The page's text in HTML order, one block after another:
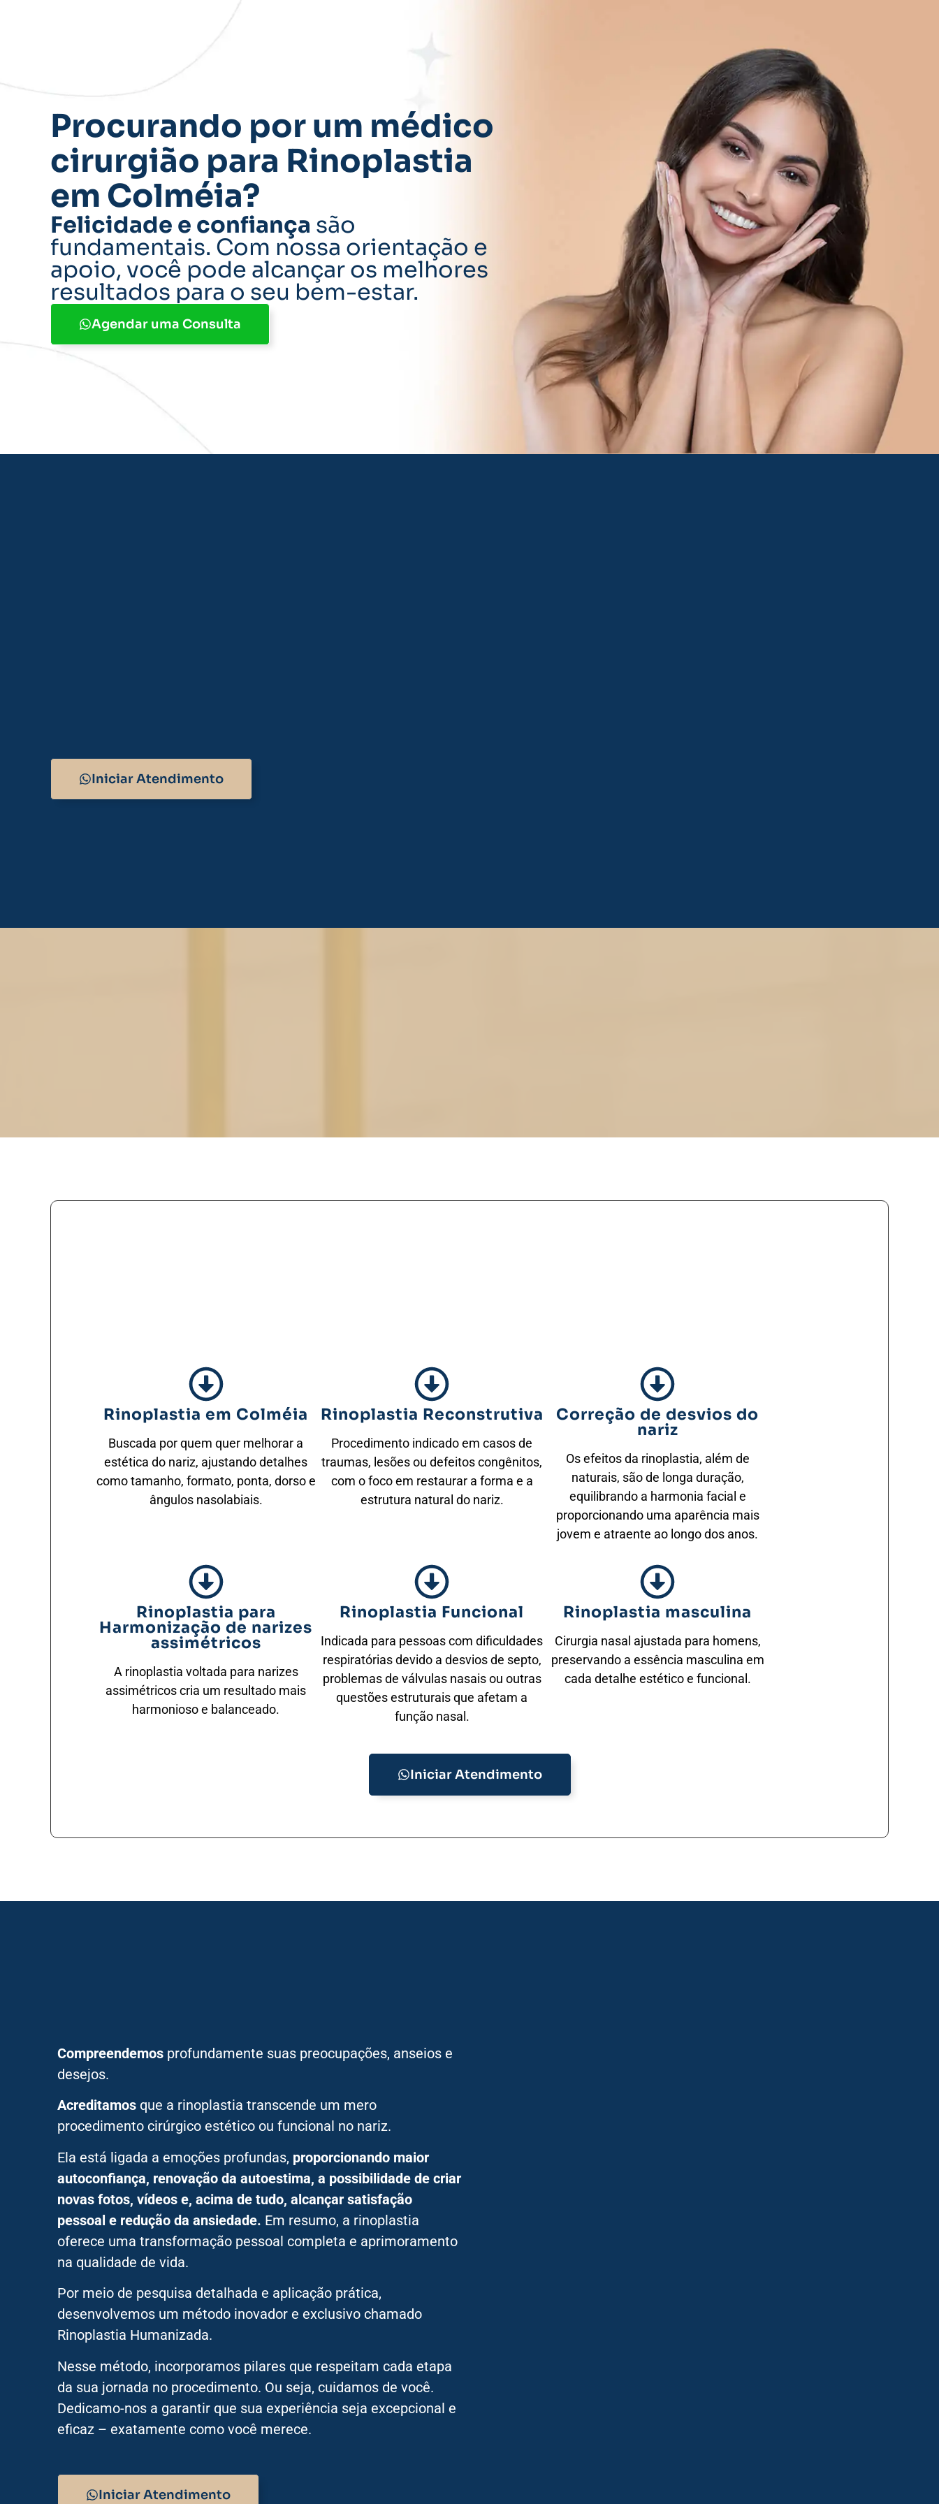
Procurando por um médico
cirurgião para Rinoplastia
em Colméia?
Felicidade e confiança são
fundamentais. Com nossa orientação e
apoio, você pode alcançar os melhores
resultados para o seu bem-estar.
Agendar uma Consulta
Iniciar Atendimento
Rinoplastia em Colméia
Buscada por quem quer melhorar a
estética do nariz, ajustando detalhes
como tamanho, formato, ponta, dorso e
ângulos nasolabiais.
Rinoplastia Reconstrutiva
Procedimento indicado em casos de
traumas, lesões ou defeitos congênitos,
com o foco em restaurar a forma e a
estrutura natural do nariz.
Correção de desvios do
nariz
Os efeitos da rinoplastia, além de
naturais, são de longa duração,
equilibrando a harmonia facial e
proporcionando uma aparência mais
jovem e atraente ao longo dos anos.
Rinoplastia para
Harmonização de narizes
assimétricos
A rinoplastia voltada para narizes
assimétricos cria um resultado mais
harmonioso e balanceado.
Rinoplastia Funcional
Indicada para pessoas com dificuldades
respiratórias devido a desvios de septo,
problemas de válvulas nasais ou outras
questões estruturais que afetam a
função nasal.
Rinoplastia masculina
Cirurgia nasal ajustada para homens,
preservando a essência masculina em
cada detalhe estético e funcional.
Iniciar Atendimento
Compreendemos profundamente suas preocupações, anseios e
desejos.
Acreditamos que a rinoplastia transcende um mero
procedimento cirúrgico estético ou funcional no nariz.
Ela está ligada a emoções profundas, proporcionando maior
autoconfiança, renovação da autoestima, a possibilidade de criar
novas fotos, vídeos e, acima de tudo, alcançar satisfação
pessoal e redução da ansiedade. Em resumo, a rinoplastia
oferece uma transformação pessoal completa e aprimoramento
na qualidade de vida.
Por meio de pesquisa detalhada e aplicação prática,
desenvolvemos um método inovador e exclusivo chamado
Rinoplastia Humanizada.
Nesse método, incorporamos pilares que respeitam cada etapa
da sua jornada no procedimento. Ou seja, cuidamos de você.
Dedicamo-nos a garantir que sua experiência seja excepcional e
eficaz – exatamente como você merece.
Iniciar Atendimento